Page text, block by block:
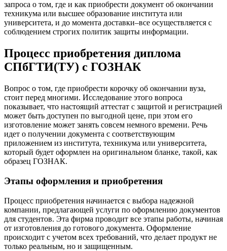
запроса о том, где и как приобрести документ об окончании
техникума или высшее образование института или
университета, и до момента доставки–все осуществляется с
соблюдением строгих политик защиты информации.
Процесс приобретения диплома
СПбГТИ(ТУ) с ГОЗНАК
Вопрос о том, где приобрести корочку об окончании вуза,
стоит перед многими. Исследование этого вопроса
показывает, что настоящий аттестат с защитой и регистрацией
может быть доступен по выгодной цене, при этом его
изготовление может занять совсем немного времени. Речь
идет о получении документа с соответствующим
приложением из института, техникума или университета,
который будет оформлен на оригинальном бланке, такой, как
образец ГОЗНАК.
Этапы оформления и приобретения
Процесс приобретения начинается с выбора надежной
компании, предлагающей услуги по оформлению документов
для студентов. Эта фирма проводит все этапы работы, начиная
от изготовления до готового документа. Оформление
происходит с учетом всех требований, что делает продукт не
только реальным, но и защищенным.